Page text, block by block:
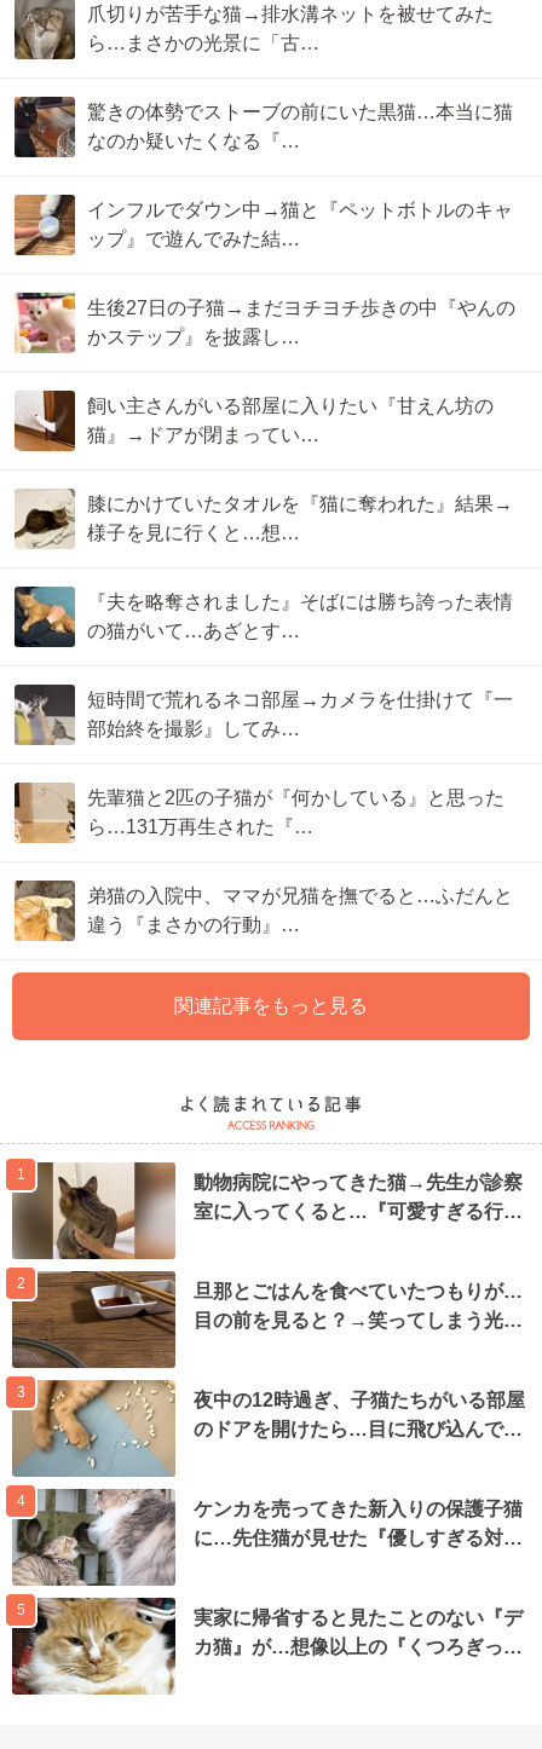
爪切りが苦手な猫→排水溝ネットを被せてみた
ら…まさかの光景に「古…
驚きの体勢でストーブの前にいた黒猫…本当に猫
なのか疑いたくなる『…
インフルでダウン中→猫と『ペットボトルのキャ
ップ』で遊んでみた結…
生後27日の子猫→まだヨチヨチ歩きの中『やんの
かステップ』を披露し…
飼い主さんがいる部屋に入りたい『甘えん坊の
猫』→ドアが閉まってい…
膝にかけていたタオルを『猫に奪われた』結果→
様子を見に行くと…想…
『夫を略奪されました』そばには勝ち誇った表情
の猫がいて…あざとす…
短時間で荒れるネコ部屋→カメラを仕掛けて『一
部始終を撮影』してみ…
先輩猫と2匹の子猫が『何かしている』と思った
ら…131万再生された『…
弟猫の入院中、ママが兄猫を撫でると…ふだんと
違う『まさかの行動』…
関連記事をもっと見る
1
動物病院にやってきた猫→先生が診察
室に入ってくると…『可愛すぎる行…
2
旦那とごはんを食べていたつもりが…
目の前を見ると？→笑ってしまう光…
3
夜中の12時過ぎ、子猫たちがいる部屋
のドアを開けたら…目に飛び込んで…
4
ケンカを売ってきた新入りの保護子猫
に…先住猫が見せた『優しすぎる対…
5
実家に帰省すると見たことのない『デ
カ猫』が…想像以上の『くつろぎっ…